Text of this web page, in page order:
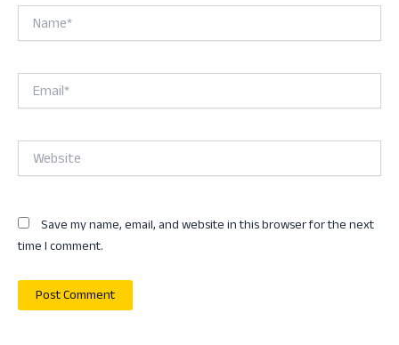
Name*
Email*
Website
Save my name, email, and website in this browser for the next
time I comment.